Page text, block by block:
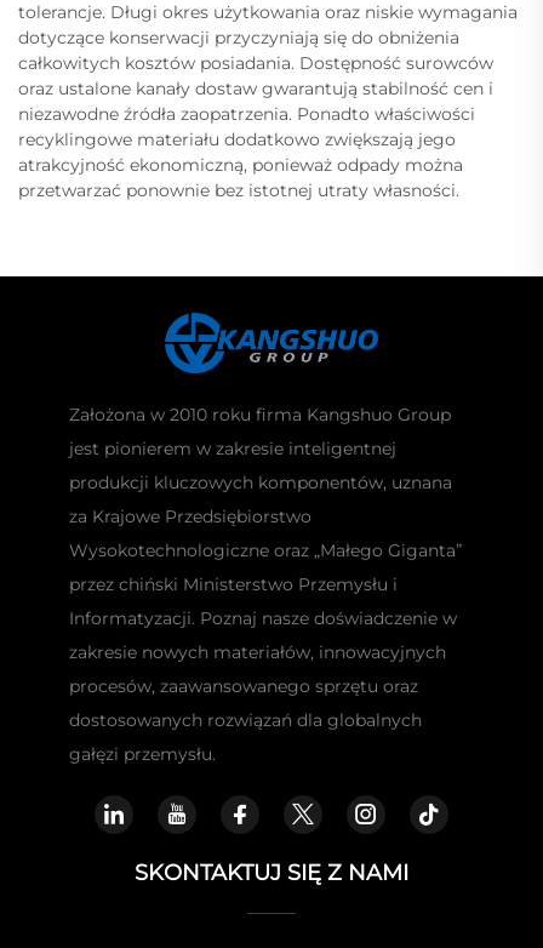
tolerancje. Długi okres użytkowania oraz niskie wymagania
dotyczące konserwacji przyczyniają się do obniżenia
całkowitych kosztów posiadania. Dostępność surowców
oraz ustalone kanały dostaw gwarantują stabilność cen i
niezawodne źródła zaopatrzenia. Ponadto właściwości
recyklingowe materiału dodatkowo zwiększają jego
atrakcyjność ekonomiczną, ponieważ odpady można
przetwarzać ponownie bez istotnej utraty własności.
Założona w 2010 roku firma Kangshuo Group
jest pionierem w zakresie inteligentnej
produkcji kluczowych komponentów, uznana
za Krajowe Przedsiębiorstwo
Wysokotechnologiczne oraz „Małego Giganta”
przez chiński Ministerstwo Przemysłu i
Informatyzacji. Poznaj nasze doświadczenie w
zakresie nowych materiałów, innowacyjnych
procesów, zaawansowanego sprzętu oraz
dostosowanych rozwiązań dla globalnych
gałęzi przemysłu.
SKONTAKTUJ SIĘ Z NAMI